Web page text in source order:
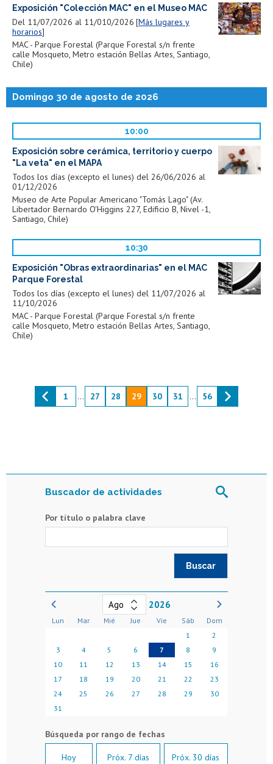
Buscador de actividades
Por título o palabra clave
2026
Lun Mar Mié Jue Vie Sáb
Dom
1
2
3
4 5 6 7 8
9
10
11 12 13 14 15
16
17
18 19 20 21 22
23
24
25 26 27 28 29
30
31
Hoy Próx. 7 días Próx. 30 días
Exposición "Colección MAC" en el Museo MAC
Del 11/07/2026 al 11/010/2026 Más lugares y
horarios
MAC - Parque Forestal (Parque Forestal s/n frente
calle Mosqueto, Metro estación Bellas Artes, Santiago,
Chile)
Domingo 30 de agosto de 2026
10:00
Exposición sobre cerámica, territorio y cuerpo
"La veta" en el MAPA
Todos los días (excepto el lunes) del 26/06/2026 al
01/12/2026
Museo de Arte Popular Americano "Tomás Lago" (Av.
Libertador Bernardo O'Higgins 227, Edificio B, Nivel -1,
Santiago, Chile)
10:30
Exposición "Obras extraordinarias" en el MAC
Parque Forestal
Todos los días (excepto el lunes) del 11/07/2026 al
11/10/2026
MAC - Parque Forestal (Parque Forestal s/n frente
calle Mosqueto, Metro estación Bellas Artes, Santiago,
Chile)
1 ... 27 28 29 30 31 ... 56